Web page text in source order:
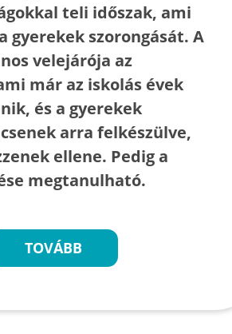
teli időszak, ami
gyerekek szorongását. A
velejárója az
már az iskolás évek
és a gyerekek
arra felkészülve,
ellene. Pedig a
megtanulható.
TOVÁBB